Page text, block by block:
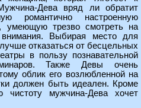
Дева вряд ли обратит
романтично настроенную
трезво смотреть на
Выбирая место для
отказаться от бесцельных
в пользу познавательной
Также Девы очень
облик его возлюбленной на
должен быть идеален. Кроме
чистоту мужчина-Дева хочет